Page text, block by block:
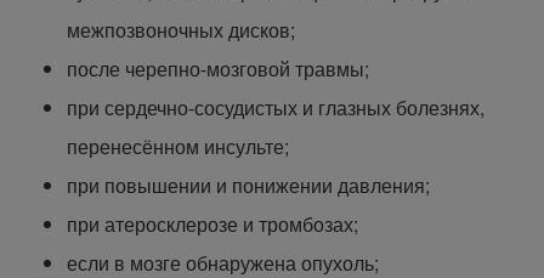
межпозвоночных дисков;
после черепно-мозговой травмы;
при сердечно-сосудистых и глазных болезнях,
перенесённом инсульте;
при повышении и понижении давления;
при атеросклерозе и тромбозах;
если в мозге обнаружена опухоль;